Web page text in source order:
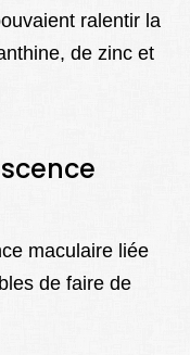
ralentir la
de zinc et
maculaire liée
de faire de